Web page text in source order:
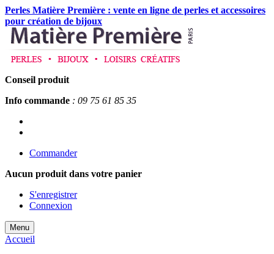
Perles Matière Première : vente en ligne de perles et accessoires
pour création de bijoux
Conseil produit
Info commande : 09 75 61 85 35
Commander
Aucun produit dans votre panier
S'enregistrer
Connexion
Menu
Accueil